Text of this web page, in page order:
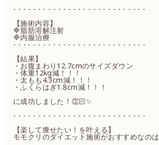
- - - - - - - - - - - - - - - - - - - - - - - - - - -
【施術内容】
🔷脂肪溶解注射
🔷内服治療
- - - - - - - - - - - - - - - - - - - - - - - - - - -
【結果】
・お腹まわり12.7cmのサイズダウン
・体重12kg減！！！
・太もも4.3cm減！！！
・ふくらはぎ1.8cm減！！！
に成功しました！👏🏻✨
- - - - - - - - - - - - - - - - - - - - - - - - - - -
【楽して痩せたい！を叶える】
モモクリのダイエット施術がおすすめなのは